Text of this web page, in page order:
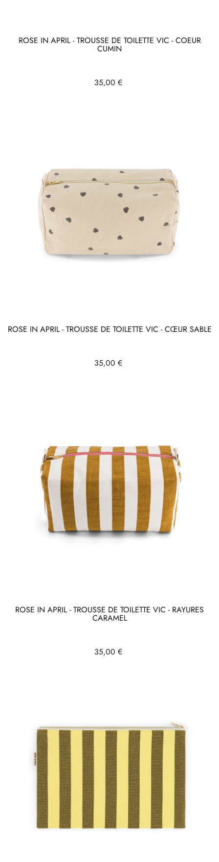
ROSE IN APRIL - TROUSSE DE TOILETTE VIC - COEUR
CUMIN
Prix
35,00 €
ROSE IN APRIL - TROUSSE DE TOILETTE VIC - CŒUR SABLE
Prix
35,00 €
ROSE IN APRIL - TROUSSE DE TOILETTE VIC - RAYURES
CARAMEL
Prix
35,00 €